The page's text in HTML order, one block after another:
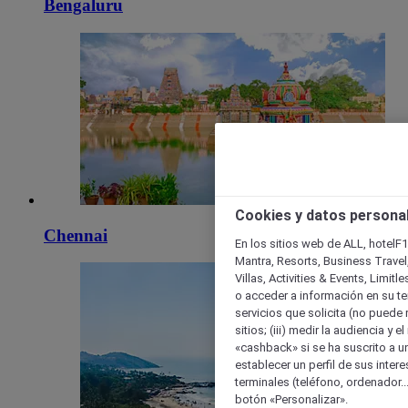
Bengaluru
Chennai
Cookies y datos
En los sitios web de ALL,
Mantra, Resorts, Business
Villas, Activities & Events,
o acceder a información en su
servicios que solicita (no puede
sitios; (iii) medir la audiencia y
«cashback» si se ha suscrito a
establecer un perfil de sus
terminales (teléfono,
botón «Personalizar».